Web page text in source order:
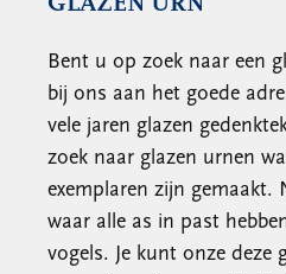
Bent u op zoek naar een
bij ons aan het goede
vele jaren glazen
zoek naar glazen urnen
exemplaren zijn gemaakt.
waar alle as in past
vogels. Je kunt onze deze